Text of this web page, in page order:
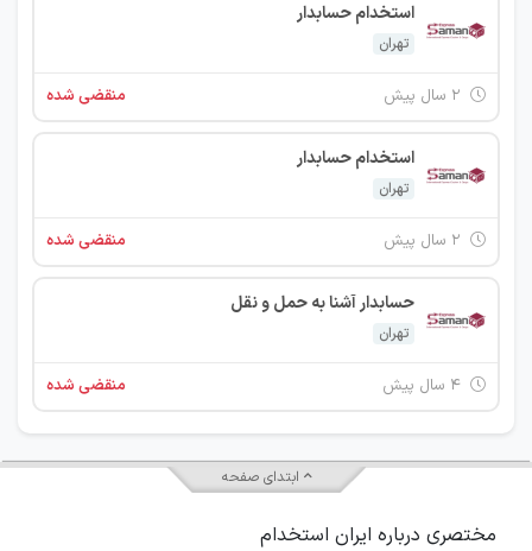
استخدام حسابدار
تهران
منقضی شده
استخدام حسابدار
تهران
منقضی شده
حسابدار آشنا به حمل و نقل
تهران
منقضی شده
ابتدای صفحه
مختصری درباره ایران استخدام